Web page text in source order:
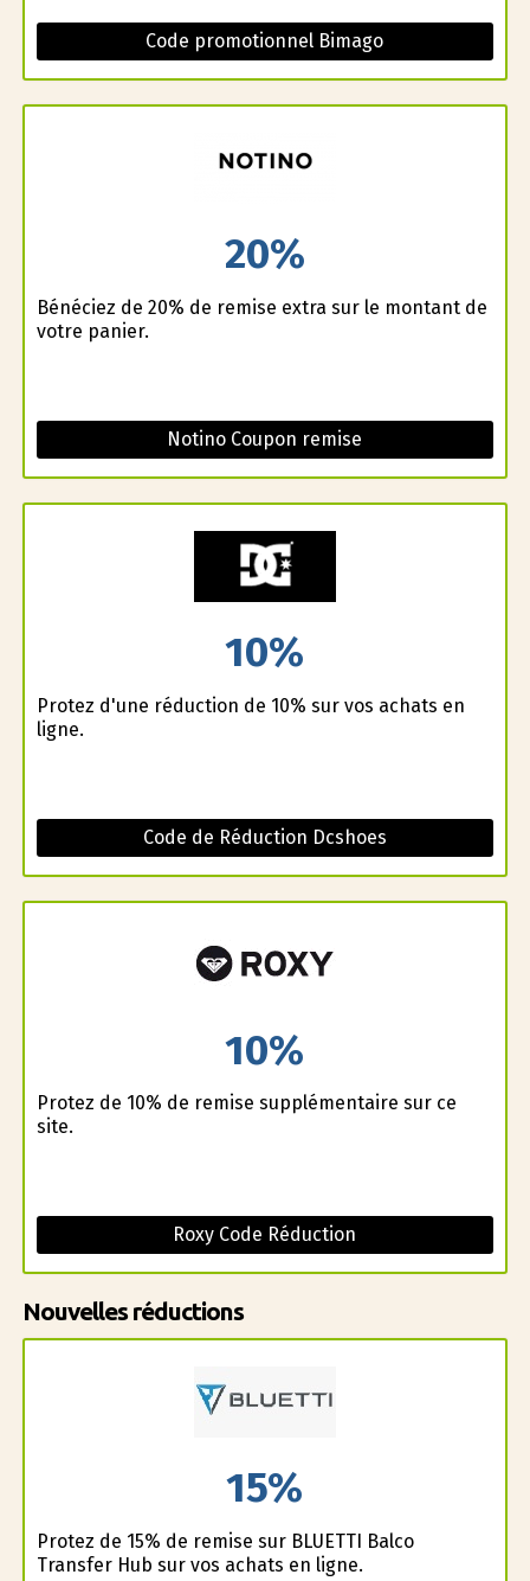
Code promotionnel Bimago
20%
Bénéficiez de 20% de remise extra sur le montant de
votre panier.
Notino Coupon remise
10%
Profitez d'une réduction de 10% sur vos achats en
ligne.
Code de Réduction Dcshoes
10%
Profitez de 10% de remise supplémentaire sur ce
site.
Roxy Code Réduction
Nouvelles réductions
15%
Profitez de 15% de remise sur BLUETTI Balco
Transfer Hub sur vos achats en ligne.